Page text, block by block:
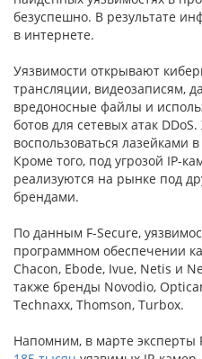
безуспешно. В результате
в интернете.
Уязвимости открывают
трансляции, видеозаписям,
вредоносные файлы и
ботов для сетевых атак
воспользоваться лазейками
Кроме того, под угрозой IP-
реализуются на рынке под
брендами.
По данным F-Secure,
программном обеспечении
Chacon, Ebode, Ivue, Netis и
также бренды Novodio,
Technaxx, Thomson, Turbox.
Напомним, в марте эксперты